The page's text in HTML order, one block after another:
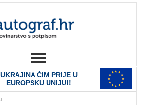
UKRAJINA ČIM PRIJE U
EUROPSKU UNIJU!!